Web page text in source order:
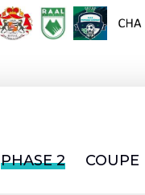
PHASE 2 COUPE